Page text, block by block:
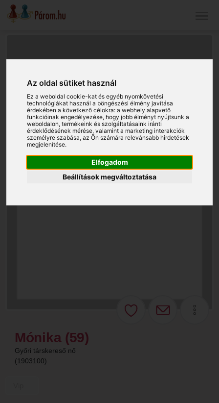
Az oldal sütiket használ
Ez a weboldal cookie-kat és egyéb nyomkövetési
technológiákat használ a böngészési élmény javítása
érdekében a következő célokra:a webhely alapvető
funkcióinak engedélyezése, hogy jobb élményt nyújtsunk a
weboldalon,termékeink és szolgáltatásaink iránti
érdeklődésének mérése, valamint a marketing interakciók
személyre szabása,az Ön számára relevánsabb hirdetések
megjelenítése.
Elfogadom
Beállítások megváltoztatása
Mónika (59)
Győri társkereső nő
(1903100)